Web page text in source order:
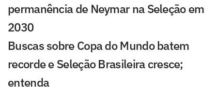
permanência de Neymar na Seleção em
2030
Buscas sobre Copa do Mundo batem
recorde e Seleção Brasileira cresce;
entenda